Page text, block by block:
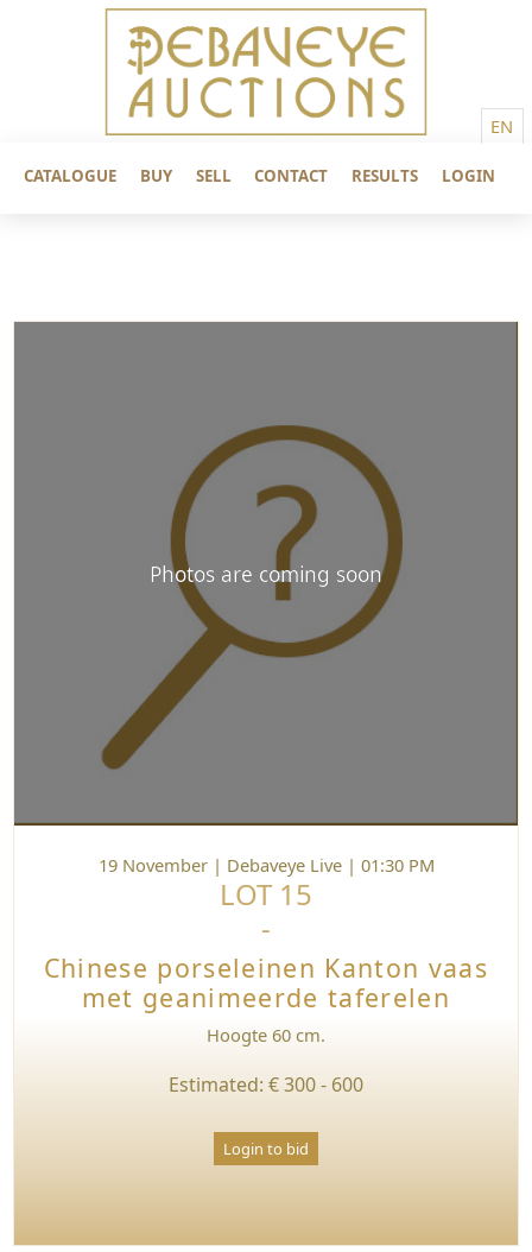
EN
CATALOGUE BUY SELL CONTACT RESULTS LOGIN
Photos are coming soon
19 November | Debaveye Live | 01:30 PM
LOT 15
vaas
met
geanimeerde
taferelen
-
Chinese porseleinen Kanton vaas
met geanimeerde taferelen
Hoogte 60 cm.
Estimated: € 300 - 600
Login to bid